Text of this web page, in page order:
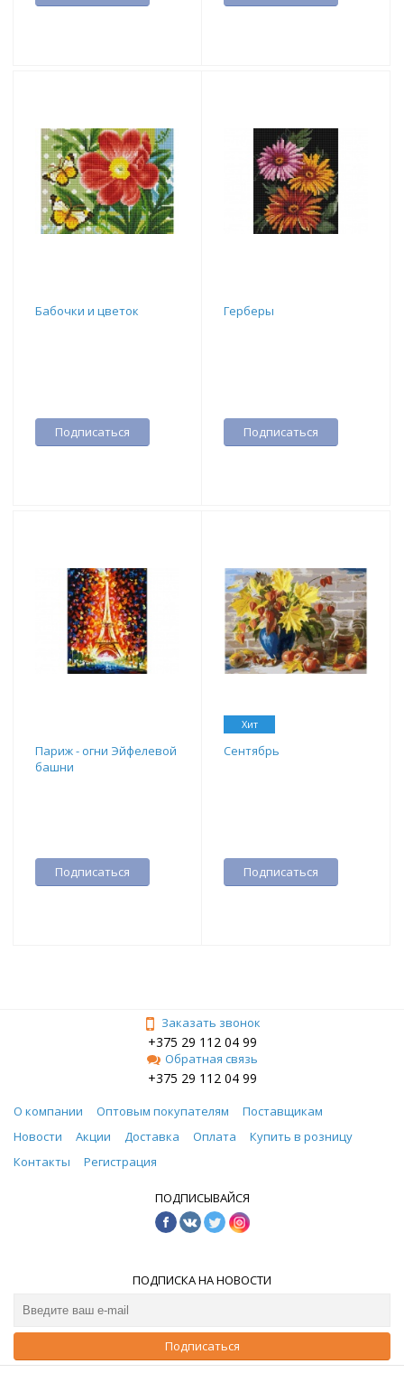
Бабочки и цветок
Подписаться
Герберы
Подписаться
Париж - огни Эйфелевой
башни
Подписаться
Хит
Сентябрь
Подписаться
Заказать звонок
+375 29 112 04 99
Обратная связь
+375 29 112 04 99
О компании Оптовым покупателям
Поставщикам
Новости
Акции Доставка Оплата
Купить в розницу
Контакты
Регистрация
ПОДПИСЫВАЙСЯ
ПОДПИСКА НА НОВОСТИ
Подписаться